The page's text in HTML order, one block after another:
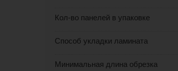
Кол-во панелей в упаковке
Способ укладки ламината
Минимальная длина обрезка